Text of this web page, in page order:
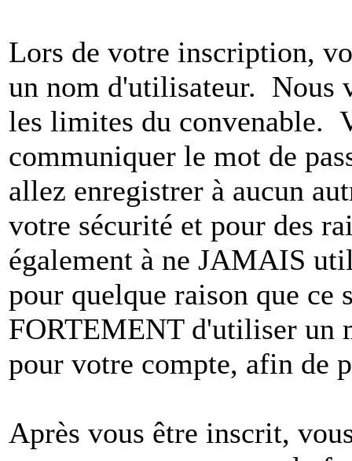
Lors de votre inscription,
un nom d'utilisateur. Nous
les limites du convenable.
communiquer le mot de
allez enregistrer à aucun
votre sécurité et pour des
également à ne JAMAIS
pour quelque raison que
FORTEMENT d'utiliser un
pour votre compte, afin de
Après vous être inscrit,